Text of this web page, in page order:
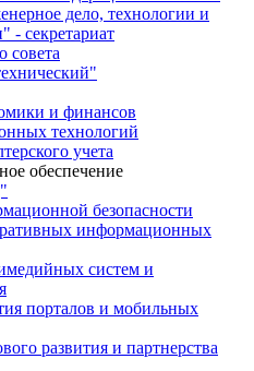
дело, технологии и
- секретариат
совета
и финансов
технологий
учета
обеспечение
безопасности
информационных
систем и
порталов и мобильных
развития и партнерства